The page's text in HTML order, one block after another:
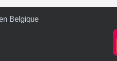
Belgique